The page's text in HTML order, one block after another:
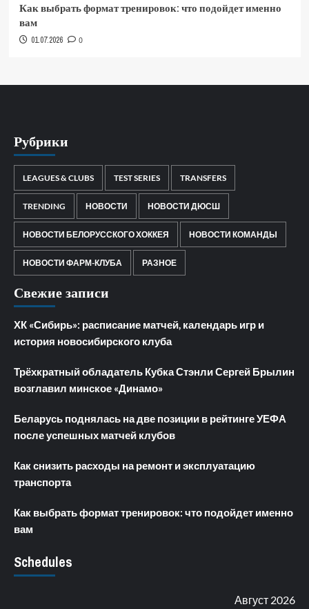
Как выбрать формат тренировок: что подойдет именно
вам
01.07.2026 0
Рубрики
LEAGUES & CLUBS TEST SERIES TRANSFERS
TRENDING НОВОСТИ НОВОСТИ ДЮСШ
НОВОСТИ БЕЛОРУССКОГО ХОККЕЯ НОВОСТИ КОМАНДЫ
НОВОСТИ ФАРМ-КЛУБА РАЗНОЕ
Свежие записи
ХК «Сибирь»: расписание матчей, календарь игр и
история новосибирского клуба
Трёхкратный обладатель Кубка Стэнли Сергей Брылин
возглавил минское «Динамо»
Беларусь поднялась на две позиции в рейтинге УЕФА
после успешных матчей клубов
Как снизить расходы на ремонт и эксплуатацию
транспорта
Как выбрать формат тренировок: что подойдет именно
вам
Schedules
Август 2026